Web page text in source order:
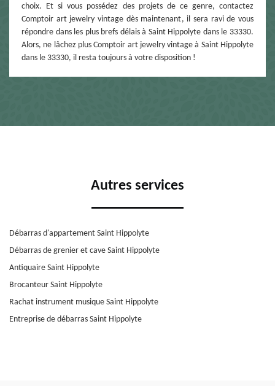
choix. Et si vous possédez des projets de ce genre, contactez
Comptoir art jewelry vintage dès maintenant, il sera ravi de vous
répondre dans les plus brefs délais à Saint Hippolyte dans le 33330.
Alors, ne lâchez plus Comptoir art jewelry vintage à Saint Hippolyte
dans le 33330, il resta toujours à votre disposition !
Autres services
Débarras d'appartement Saint Hippolyte
Débarras de grenier et cave Saint Hippolyte
Antiquaire Saint Hippolyte
Brocanteur Saint Hippolyte
Rachat instrument musique Saint Hippolyte
Entreprise de débarras Saint Hippolyte